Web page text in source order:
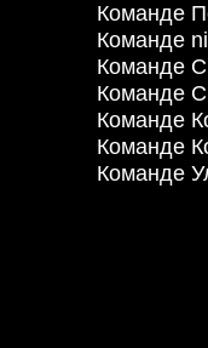
Команде
Команде
Команде
Команде
Команде
Команде
Команде